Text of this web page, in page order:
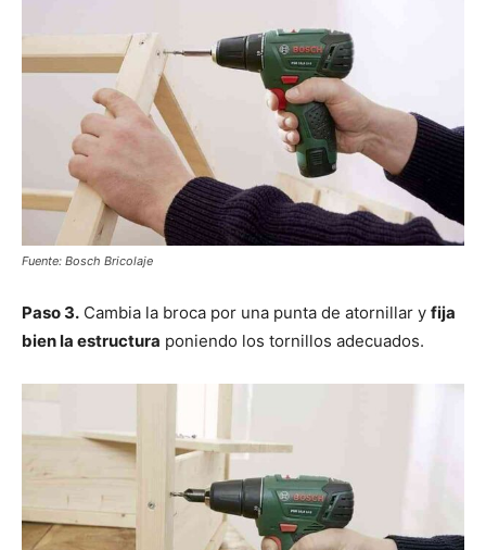
Fuente: Bosch Bricolaje
Paso 3. Cambia la broca por una punta de atornillar y fija
bien la estructura poniendo los tornillos adecuados.